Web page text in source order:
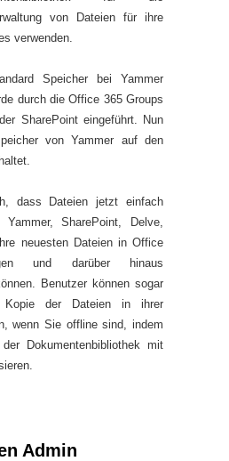
von Dateien für ihre
verwenden.
Speicher bei Yammer
durch die Office 365 Groups
SharePoint eingeführt. Nun
von Yammer auf den
dass Dateien jetzt einfach
SharePoint, Delve,
neuesten Dateien in Office
und darüber hinaus
Benutzer können sogar
Kopie der Dateien in ihrer
wenn Sie offline sind, indem
Dokumentenbibliothek mit
Admin